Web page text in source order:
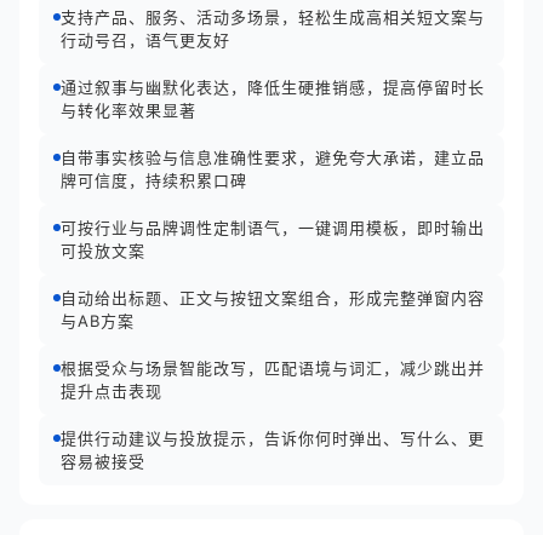
支持产品、服务、活动多场景，轻松生成高相关短文案与
行动号召，语气更友好
通过叙事与幽默化表达，降低生硬推销感，提高停留时长
与转化率效果显著
自带事实核验与信息准确性要求，避免夸大承诺，建立品
牌可信度，持续积累口碑
可按行业与品牌调性定制语气，一键调用模板，即时输出
可投放文案
自动给出标题、正文与按钮文案组合，形成完整弹窗内容
与AB方案
根据受众与场景智能改写，匹配语境与词汇，减少跳出并
提升点击表现
提供行动建议与投放提示，告诉你何时弹出、写什么、更
容易被接受